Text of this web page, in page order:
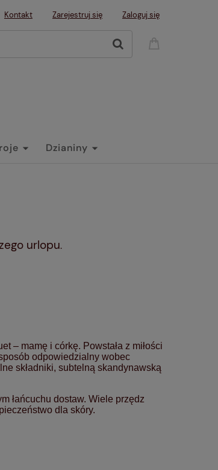
Kontakt Zarejestruj się Zaloguj się
Dzianiny
urlopu.
– mamę i córkę. Powstała z miłości
odpowiedzialny wobec
składniki, subtelną skandynawską
łańcuchu dostaw. Wiele przędz
dla skóry.